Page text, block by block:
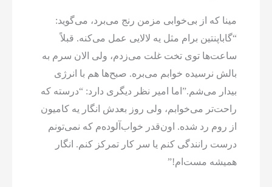
مینا که از بی‌خوابی مزمن رنج می‌برد، می‌گوید:
“گاباپنتین برام مثل یه لالایی عمل می‌کنه. قبلاً
ساعت‌ها توی تخت غلت می‌زدم، ولی الان سرم به
بالش نرسیده خوابم می‌بره. صبح‌ها هم با انرژی
بیدار می‌شم.”اما امیر نظر دیگری دارد: “درسته که
راحت‌تر می‌خوابم، ولی روز بعدش انگار یه کامیون
از روم رد شده. اون‌قدر خواب‌آلوده‌م که نمی‌تونم
درست رانندگی کنم یا سر کار تمرکز کنم. انگار
همیشه مست‌ام!”